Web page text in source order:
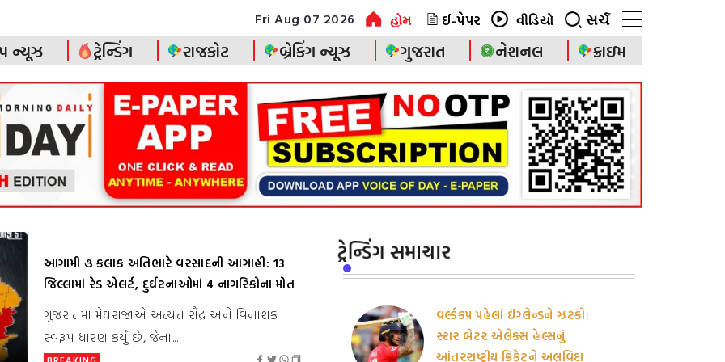
Fri Aug 07 2026 હોમ ઈ-પેપર વીડિયો સર્ચ
ન્યૂઝ ટ્રેન્ડિંગ રાજકોટ બ્રેકિંગ ન્યૂઝ ગુજરાત નેશનલ ક્રાઇમ
આગામી ૩ કલાક અતિભારે વરસાદની આગાહી: 13
જિલ્લામાં રેડ એલર્ટ, દુર્ઘટનાઓમાં 4 નાગરિકોના મોત
ગુજરાતમાં મેઘરાજાએ અત્યંત રૌદ્ર અને વિનાશક
સ્વરૂપ ધારણ કર્યું છે, જેના...
ટ્રેન્ડિંગ સમાચાર
વર્લ્ડકપ પહેલાં ઈંગ્લેન્ડને ઝટકો:
સ્ટાર બેટર એલેક્સ હેલ્સનું
આંતરરાષ્ટ્રીય ક્રિકેટને અલવિદા